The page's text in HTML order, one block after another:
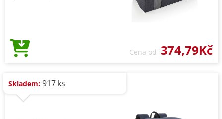
Cena od 374,79Kč
Skladem: 917 ks